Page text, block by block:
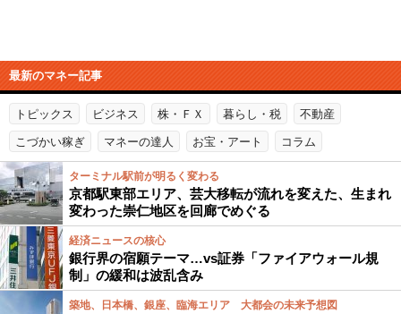
最新のマネー記事
トピックス ビジネス 株・ＦＸ 暮らし・税 不動産
こづかい稼ぎ マネーの達人 お宝・アート コラム
ターミナル駅前が明るく変わる
京都駅東部エリア、芸大移転が流れを変えた、生まれ
変わった崇仁地区を回廊でめぐる
経済ニュースの核心
銀行界の宿願テーマ…vs証券「ファイアウォール規
制」の緩和は波乱含み
築地、日本橋、銀座、臨海エリア 大都会の未来予想図